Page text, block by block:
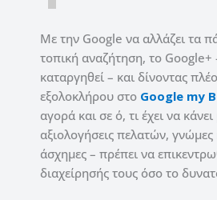
Με την Google να αλλάζει τα
τοπική αναζήτηση, το Google+
καταργηθεί – και δίνοντας
εξολοκλήρου στο Google my
αγορά και σε ό, τι έχει να
αξιολογήσεις πελατών, γνώμες
άσχημες – πρέπει να
διαχείρησής τους όσο το